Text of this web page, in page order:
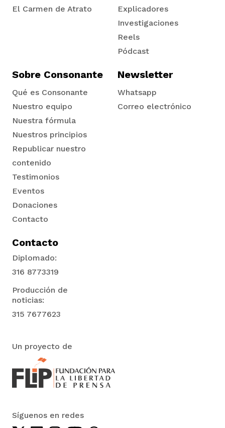
El Carmen de Atrato
Explicadores
Investigaciones
Reels
Pódcast
Sobre Consonante
Qué es Consonante
Nuestro equipo
Nuestra fórmula
Nuestros principios
Republicar nuestro
contenido
Testimonios
Eventos
Donaciones
Contacto
Newsletter
Whatsapp
Correo electrónico
Contacto
Diplomado:
316 8773319
Producción de
noticias:
315 7677623
Un proyecto de
Síguenos en redes